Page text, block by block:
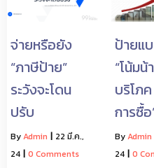
จ่ายหรือยัง
“ภาษีป้าย”
ระวังจะโดน
ปรับ
ByAdmin | 22 มี.ค.,
24 | 0 Comments
ป้ายแ
“โน้มน้
บริโภ
การซื้อ
ByAdmin
24 | 0